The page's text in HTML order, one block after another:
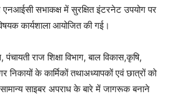
सभाकक्ष में सुरक्षित इंटरनेट उपयोग पर
कार्यशाला आयोजित की गई।
राज शिक्षा विभाग, बाल विकास,कृषि,
निकायों के कार्मिकों तथाअध्यापकों एवं छात्रों को
साइबर अपराध के बारे में जागरूक बनाने